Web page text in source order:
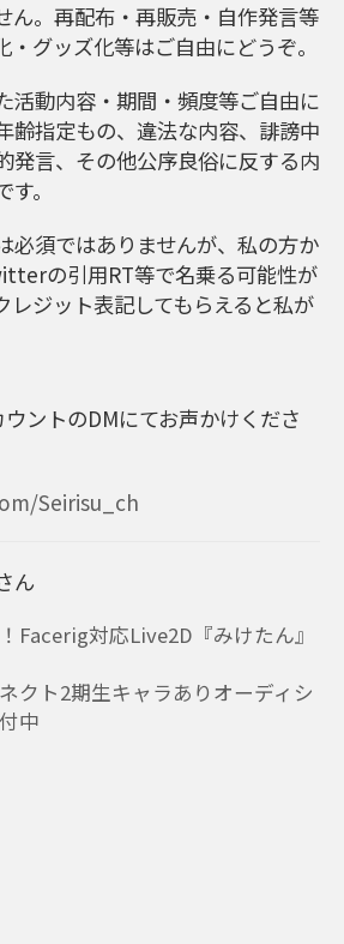
ん。再配布・再販売・自作発言等
・グッズ化等はご自由にどうぞ。
活動内容・期間・頻度等ご自由に
齢指定もの、違法な内容、誹謗中
発言、その他公序良俗に反する内
。
必須ではありませんが、私の方か
の引用RT等で名乗る可能性が
レジット表記してもらえると私が
ントのDMにてお声かけくださ
Seirisu_ch
ん
Facerig対応Live2D『みけたん』
クト2期生キャラありオーディシ
中